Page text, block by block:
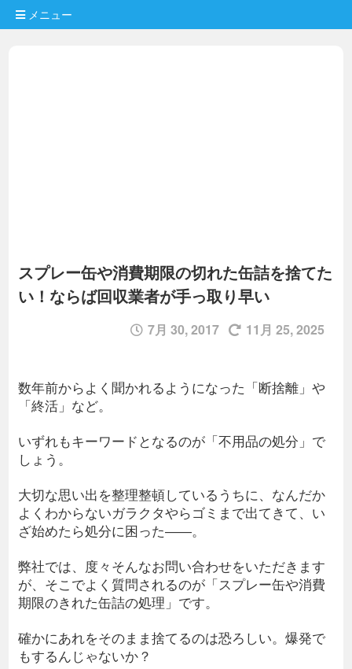
メニュー
スプレー缶や消費期限の切れた缶詰を捨てた
い！ならば回収業者が手っ取り早い
7月 30, 2017 11月 25, 2025
数年前からよく聞かれるようになった「断捨離」や
「終活」など。
いずれもキーワードとなるのが「不用品の処分」で
しょう。
大切な思い出を整理整頓しているうちに、なんだか
よくわからないガラクタやらゴミまで出てきて、い
ざ始めたら処分に困った――。
弊社では、度々そんなお問い合わせをいただきます
が、そこでよく質問されるのが「スプレー缶や消費
期限のきれた缶詰の処理」です。
確かにあれをそのまま捨てるのは恐ろしい。爆発で
もするんじゃないか？